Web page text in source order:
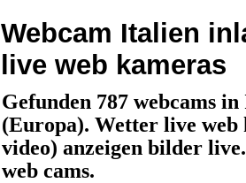
Webcam Italien
live web kameras
Gefunden 787 webcams
(Europa). Wetter live web
video) anzeigen bilder
web cams.